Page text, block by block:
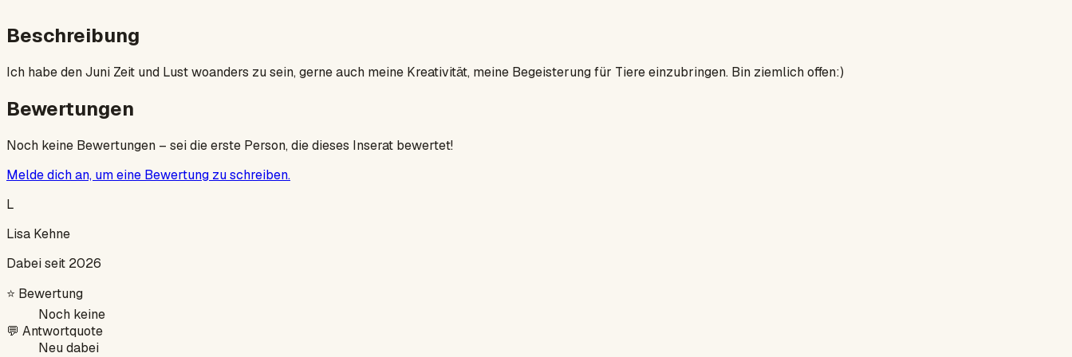
Beschreibung
Ich habe den Juni Zeit und Lust woanders zu sein, gerne auch meine Kreativität, meine Begeisterung für Tiere einzubringen. Bin ziemlich offen:)
Bewertungen
Noch keine Bewertungen – sei die erste Person, die dieses Inserat bewertet!
Melde dich an, um eine Bewertung zu schreiben.
L
Lisa Kehne
Dabei seit 2026
⭐ Bewertung
Noch keine
💬 Antwortquote
Neu dabei